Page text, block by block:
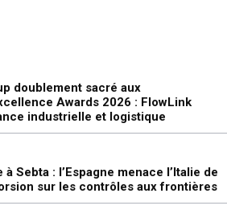
doublement sacré aux
Awards 2026 : FlowLink
industrielle et logistique
Sebta : l’Espagne menace l’Italie de
sur les contrôles aux frontières